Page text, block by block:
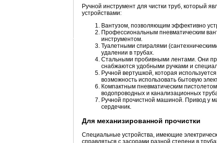
Ручной инструмент для чистки труб, который
устройствами:
Вантузом, позволяющим эффективно
Профессиональным пневматическим
инструментом.
Туалетными спиралями
удалении в трубах.
Стальными пробивными лентами. Они
снабжаются удобными ручками и
Ручной вертушкой, которая
возможность использовать бытовую
Компактным пневматическим
водопроводных и канализационных
Ручной прочистной машиной. Привод у
сердечник.
Для механизированной прочистки
Специальные устройства, имеющие
справляться с засорами разной степени в